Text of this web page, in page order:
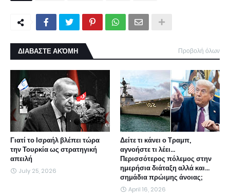
ΔΙΑΒΑΣΤΕ ΑΚΌΜΗ Προβολή όλων
Γιατί το Ισραήλ βλέπει τώρα
την Τουρκία ως στρατηγική
απειλή
July 25, 2026
Δείτε τι κάνει ο Τραμπ,
αγνοήστε τι λέει...
Περισσότερος πόλεμος στην
ημερήσια διάταξη αλλά και...
σημάδια πρώιμης άνοιας;
April 16, 2026